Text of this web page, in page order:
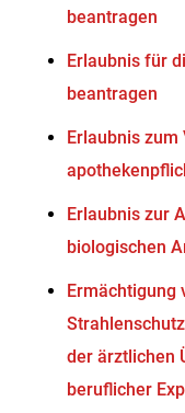
beantragen
Erlaubnis für
beantragen
Erlaubnis zum
Erlaubnis zur
biologischen
Ermächtigung
der ärztlichen
beruflicher